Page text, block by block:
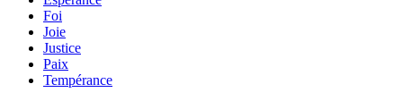
Foi
Joie
Justice
Paix
Tempérance